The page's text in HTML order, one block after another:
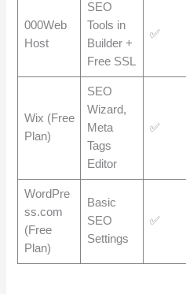
000Web
Host
SEO
Tools in
Builder +
Free SSL
✅
Wix (Free
Plan)
SEO
Wizard,
Meta
Tags
Editor
✅
WordPre
ss.com
(Free
Plan)
Basic
SEO
Settings
✅